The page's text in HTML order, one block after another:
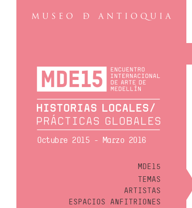
Octubre 2015 - Marzo 2016
MDE15
TEMAS
ARTISTAS
ESPACIOS ANFITRIONES